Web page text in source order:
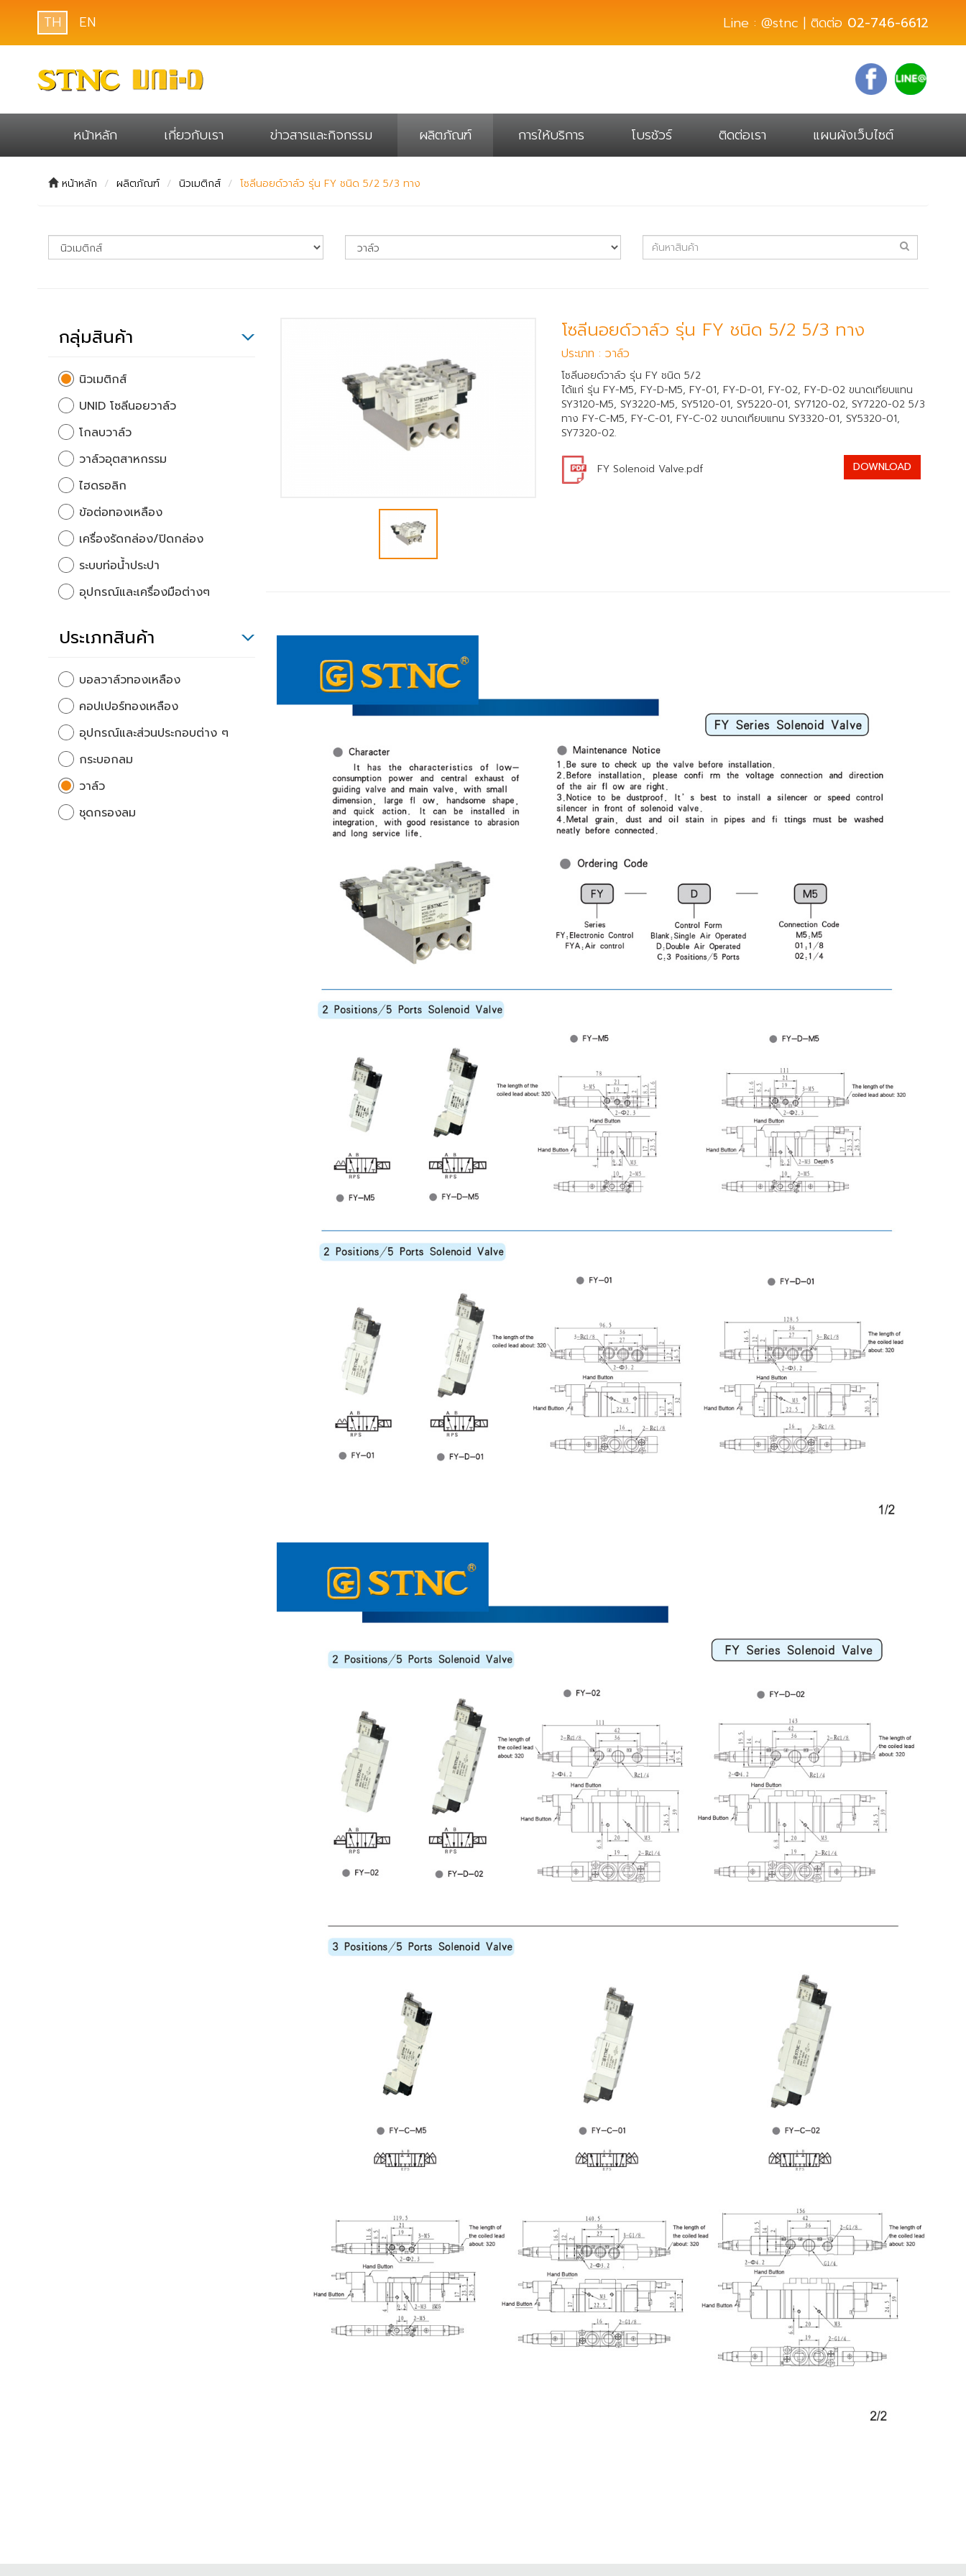
TH EN Line : @stnc | ติดต่อ 02-746-6612
หน้าหลัก เกี่ยวกับเรา ข่าวสารและกิจกรรม ผลิตภัณฑ์ การให้บริการ โบรชัวร์ ติดต่อเรา แผนผังเว็บไซต์
หน้าหลัก ผลิตภัณฑ์ นิวเมติกส์ โซลีนอยด์วาล์ว รุ่น FY ชนิด 5/2 5/3 ทาง
กลุ่มสินค้า
นิวเมติกส์
UNID โซลีนอยวาล์ว
โกลบวาล์ว
วาล์วอุตสาหกรรม
ไฮดรอลิก
ข้อต่อทองเหลือง
เครื่องรัดกล่อง/ปิดกล่อง
ระบบท่อน้ำประปา
อุปกรณ์และเครื่องมือต่างๆ
ประเภทสินค้า
บอลวาล์วทองเหลือง
คอปเปอร์ทองเหลือง
อุปกรณ์และส่วนประกอบต่าง ๆ
กระบอกลม
วาล์ว
ชุดกรองลม
โซลีนอยด์วาล์ว รุ่น FY ชนิด 5/2 5/3 ทาง
ประเภท : วาล์ว
โซลีนอยด์วาล์ว รุ่น FY ชนิด 5/2
ได้แก่ รุ่น FY-M5, FY-D-M5, FY-01, FY-D-01, FY-02, FY-D-02 ขนาดเทียบแทน
SY3120-M5, SY3220-M5, SY5120-01, SY5220-01, SY7120-02, SY7220-02 5/3
ทาง FY-C-M5, FY-C-01, FY-C-02 ขนาดเทียบแทน SY3320-01, SY5320-01,
SY7320-02.
FY Solenoid Valve.pdf DOWNLOAD